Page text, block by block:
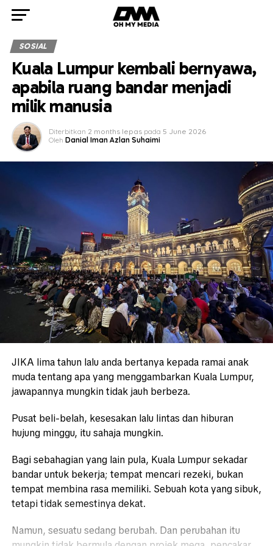
SOSIAL
Kuala Lumpur kembali bernyawa,
apabila ruang bandar menjadi
milik manusia
Diterbitkan 2 months lepas pada 5 June 2026
Oleh Danial Iman Azlan Suhaimi
JIKA lima tahun lalu anda bertanya kepada ramai anak
muda tentang apa yang menggambarkan Kuala Lumpur,
jawapannya mungkin tidak jauh berbeza.
Pusat beli-belah, kesesakan lalu lintas dan hiburan
hujung minggu, itu sahaja mungkin.
Bagi sebahagian yang lain pula, Kuala Lumpur sekadar
bandar untuk bekerja; tempat mencari rezeki, bukan
tempat membina rasa memiliki. Sebuah kota yang sibuk,
tetapi tidak semestinya dekat.
Namun, sesuatu sedang berubah. Dan perubahan itu